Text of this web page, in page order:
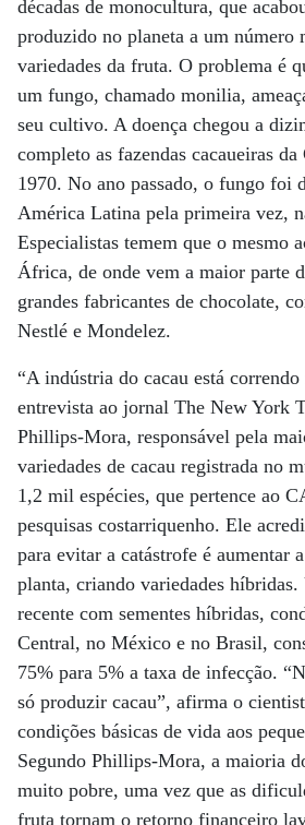
décadas de monocultura, que
produzido no planeta a um número
variedades da fruta. O problema é
um fungo, chamado monilia,
seu cultivo. A doença chegou a
completo as fazendas cacaueiras
1970. No ano passado, o fungo foi
América Latina pela primeira vez,
Especialistas temem que o mesmo
África, de onde vem a maior parte
grandes fabricantes de chocolate,
Nestlé e Mondelez.
“A indústria do cacau está
entrevista ao jornal The New York
Phillips-Mora, responsável pela
variedades de cacau registrada no
1,2 mil espécies, que pertence ao
pesquisas costarriquenho. Ele
para evitar a catástrofe é aumentar
planta, criando variedades
recente com sementes híbridas,
Central, no México e no Brasil,
75% para 5% a taxa de infecção.
só produzir cacau”, afirma o
condições básicas de vida aos
Segundo Phillips-Mora, a maioria
muito pobre, uma vez que as
fruta tornam o retorno financeiro